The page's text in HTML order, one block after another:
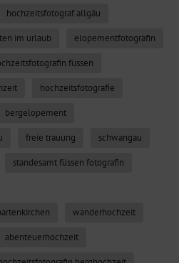
hochzeitsfotograf allgäu
im urlaub elopementfotografin
füssen
hochzeitsfotografie
bergelopement
freie trauung schwangau
standesamt füssen fotografin
wanderhochzeit
abenteuerhochzeit